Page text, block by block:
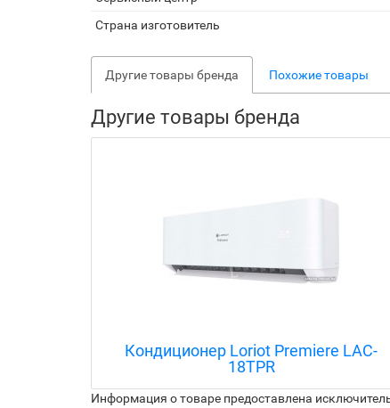
Страна изготовитель
Другие товары бренда Похожие товары
Другие товары бренда
Кондиционер Loriot Residence Smart
DC Inverter LAC-09AJI
Информация о товаре предоставлена